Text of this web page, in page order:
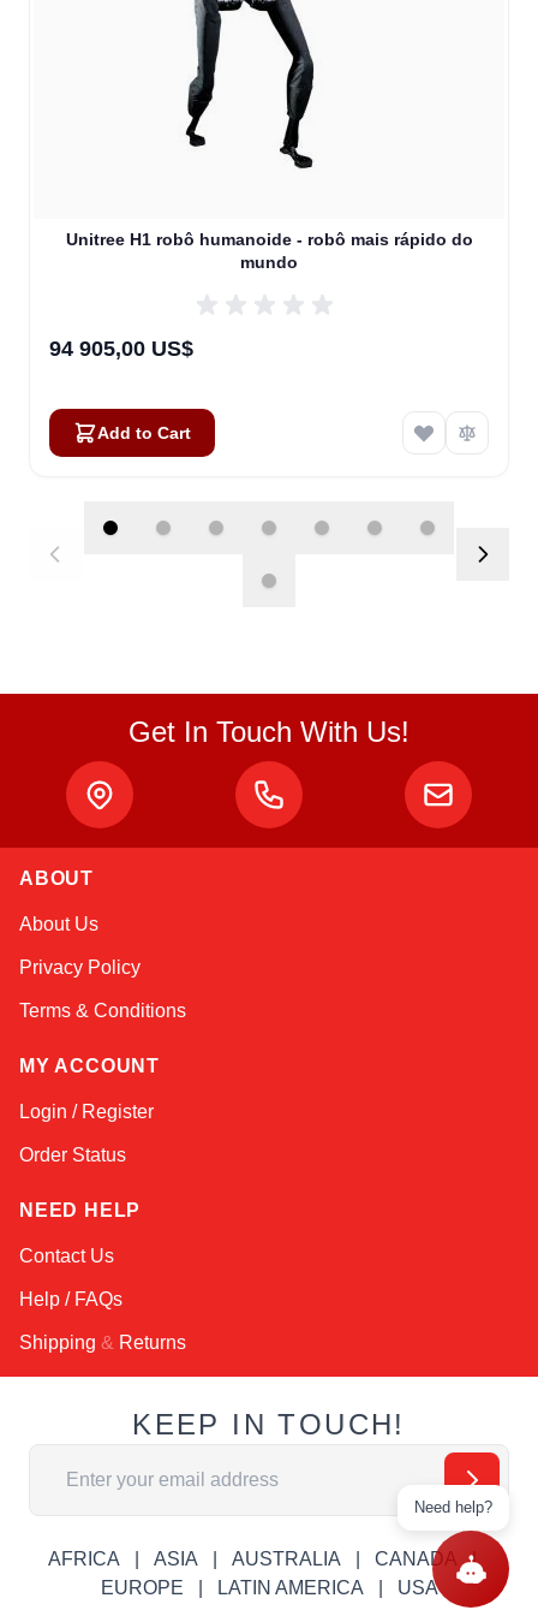
Unitree H1 robô humanoide - robô mais rápido do
mundo
94 905,00 US$
Add to Cart
Get In Touch With Us!
ABOUT
About Us
Privacy Policy
Terms & Conditions
MY ACCOUNT
Login / Register
Order Status
NEED HELP
Contact Us
Help / FAQs
Shipping & Returns
KEEP IN TOUCH!
Email Address
AFRICA ASIA AUSTRALIA
CANADA
EUROPE
LATIN AMERICA USA
Need help?